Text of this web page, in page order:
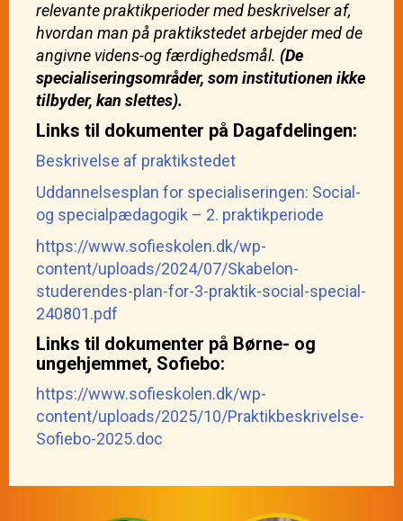
relevante praktikperioder med beskrivelser af,
hvordan man på praktikstedet arbejder med de
angivne videns-og færdighedsmål. (De
specialiseringsområder, som institutionen ikke
tilbyder, kan slettes).
Links til dokumenter på Dagafdelingen:
Beskrivelse af praktikstedet
Uddannelsesplan for specialiseringen: Social-
og specialpædagogik – 2. praktikperiode
https://www.sofieskolen.dk/wp-
content/uploads/2024/07/Skabelon-
studerendes-plan-for-3-praktik-social-special-
240801.pdf
Links til dokumenter på Børne- og
ungehjemmet, Sofiebo:
https://www.sofieskolen.dk/wp-
content/uploads/2025/10/Praktikbeskrivelse-
Sofiebo-2025.doc